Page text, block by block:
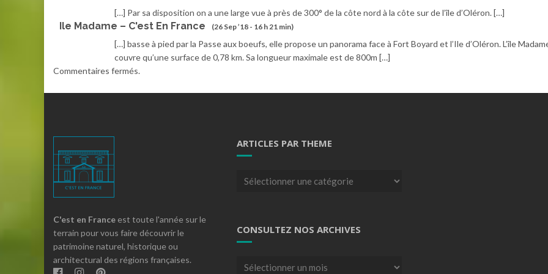
[…] Par sa disposition on a une large vue à près de 300° de la côte nord à la côte sur de l’île d’Oléron. […]
Ile Madame – C'est En France (26 Sep ’18 - 16 h 21 min)
[…] basse à pied par la Passe aux boeufs, elle propose un panorama face à Fort Boyard et l’Ile d’Oléron. L’île
couvre qu’une surface de 0,78 km. Sa longueur maximale est de 800m […]
Commentaires fermés.
C'est en France est toute l'année sur le
terrain pour vous faire découvrir le
patrimoine naturel, historique ou
architectural des régions françaises.
ARTICLES PAR THEME
Articles
CONSULTEZ NOS ARCHIVES
Consultez